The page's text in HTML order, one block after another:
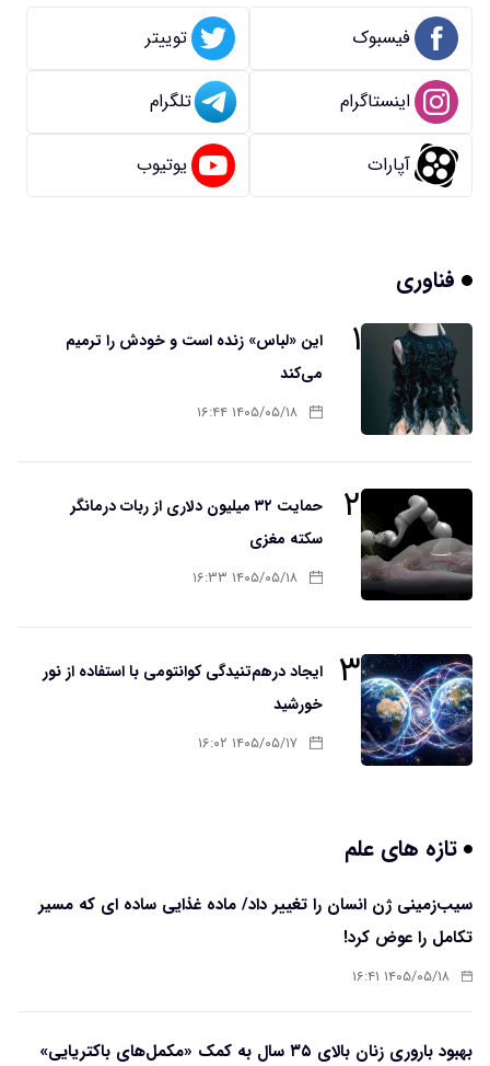
فیسبوک توییتر
اینستاگرام تلگرام
آپارات یوتیوب
فناوری
۱
این «لباس» زنده است و خودش را ترمیم
می‌کند
۱۴۰۵/۰۵/۱۸ ۱۶:۴۴
۲
حمایت ۳۲ میلیون دلاری از ربات درمانگر
سکته مغزی
۱۴۰۵/۰۵/۱۸ ۱۶:۳۳
۳
ایجاد درهم‌تنیدگی کوانتومی با استفاده از نور
خورشید
۱۴۰۵/۰۵/۱۷ ۱۶:۰۲
تازه های علم
سیب‌زمینی ژن انسان را تغییر داد/ ماده غذایی ساده ای که مسیر
تکامل را عوض کرد!
۱۴۰۵/۰۵/۱۸ ۱۶:۴۱
بهبود باروری زنان بالای ۳۵ سال به کمک «مکمل‌های باکتریایی»